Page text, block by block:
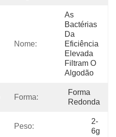
Nome:
As
Bactérias
Da
Eficiência
Elevada
Filtram O
Algodão
Forma:
Forma
Redonda
Peso:
2-
6g